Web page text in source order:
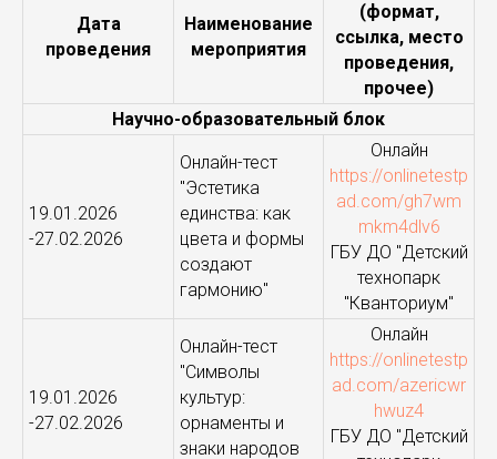
Дата
проведения
Наименование
мероприятия
(формат,
ссылка, место
проведения,
прочее)
Научно-образовательный блок
19.01.2026
-27.02.2026
Онлайн-тест
"Эстетика
единства: как
цвета и формы
создают
гармонию"
Онлайн
https://onlinetestp
ad.com/gh7wm
mkm4dlv6
ГБУ ДО "Детский
технопарк
"Кванториум"
19.01.2026
-27.02.2026
Онлайн-тест
"Символы
культур:
орнаменты и
знаки народов
Онлайн
https://onlinetestp
ad.com/azericwr
hwuz4
ГБУ ДО "Детский